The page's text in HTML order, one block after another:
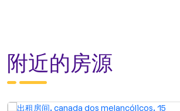
附近的房源